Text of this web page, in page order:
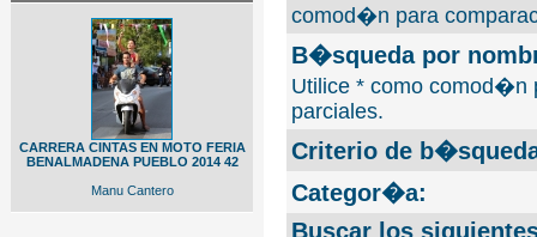
CARRERA CINTAS EN MOTO FERIA
BENALMADENA PUEBLO 2014 42
Manu Cantero
comod�n para
B�squeda por
Utilice * como comod�n
parciales.
Criterio de
Categor�a:
Buscar los